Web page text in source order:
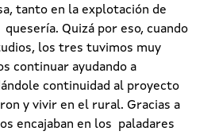
tanto en la explotación de
Quizá por eso, cuando
los tres tuvimos muy
continuar ayudando a
continuidad al proyecto
y vivir en el rural. Gracias a
encajaban en los paladares